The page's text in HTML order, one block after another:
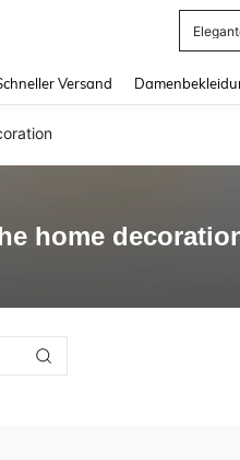
Versand
home